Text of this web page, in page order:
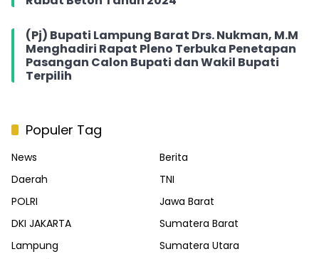
(Pj) Bupati Lampung Barat Drs. Nukman, M.M
Menghadiri Rapat Pleno Terbuka Penetapan
Pasangan Calon Bupati dan Wakil Bupati
Terpilih
Populer Tag
News
Berita
Daerah
TNI
POLRI
Jawa Barat
DKI JAKARTA
Sumatera Barat
Lampung
Sumatera Utara